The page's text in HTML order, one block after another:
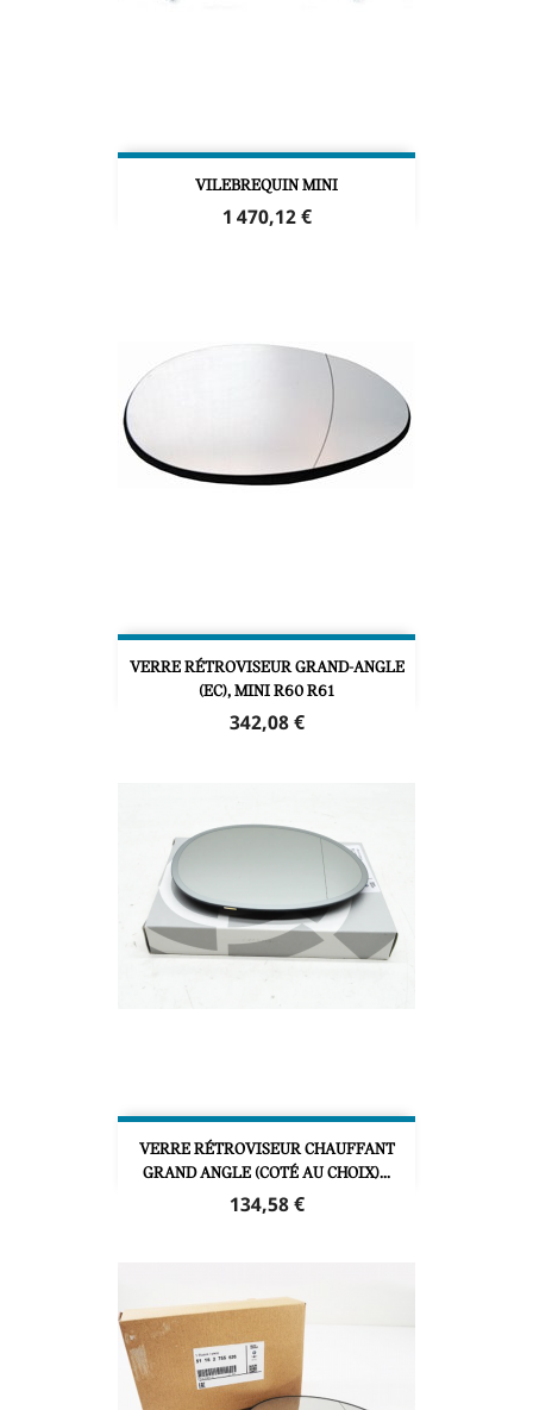
VILEBREQUIN MINI
Prix
1 470,12 €
VERRE RÉTROVISEUR GRAND-ANGLE
(EC), MINI R60 R61
Prix
342,08 €
VERRE RÉTROVISEUR CHAUFFANT
GRAND ANGLE (COTÉ AU CHOIX)...
Prix
134,58 €